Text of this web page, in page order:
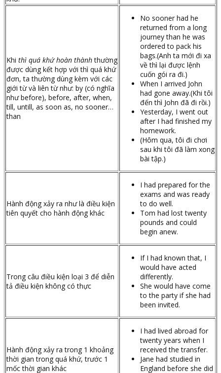
Khi thì quá khứ hoàn thànhthường
được dùng kết hợp với thì quá khứ
đơn, ta thường dùng kèm với các
giới từ và liên từ như: by (có nghĩa
như before), before, after, when,
till, untill, as soon as, no sooner…
than
No sooner had he
returned from a long
journey than he was
ordered to pack his
bags.(Anh ta mới đi xa
về thì lại được lệnh
cuốn gói ra đi.)
When I arrived John
had gone away.(Khi tôi
đến thì John đã đi rồi.)
Yesterday, I went out
after I had finished my
homework.
(Hôm qua, tôi đi chơi
sau khi tôi đã làm xong
bài tập.)
Hành động xảy ra như là điều kiện
tiên quyết cho hành động khác
I had prepared for the
exams and was ready
to do well.
Tom had lost twenty
pounds and could
begin anew.
Trong câu điều kiện loại 3 để diễn
tả điều kiện không có thực
If I had known that, I
would have acted
differently.
She would have come
to the party if she had
been invited.
Hành động xảy ra trong 1 khoảng
thời gian trong quá khứ, trước 1
mốc thời gian khác
I had lived abroad for
twenty years when I
received the transfer.
Jane had studied in
England before she did